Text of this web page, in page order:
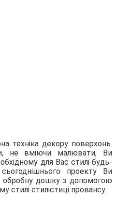
техніка декору поверхонь.
не вміючи малювати, Ви
для Вас стилі будь-
проекту Ви
обробну дошку з допомогою
стилі стилістиці провансу..